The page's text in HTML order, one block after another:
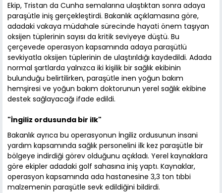
Ekip, Tristan da Cunha semalarına ulaştıktan sonra adaya
paraşütle iniş gerçekleştirdi. Bakanlık açıklamasına göre,
adadaki vakaya müdahale sürecinde hayati önem taşıyan
oksijen tüplerinin sayısı da kritik seviyeye düştü. Bu
çerçevede operasyon kapsamında adaya paraşütlü
sevkiyatla oksijen tüplerinin de ulaştırıldığı kaydedildi. Adada
normal şartlarda yalnızca iki kişilik bir sağlık ekibinin
bulunduğu belirtilirken, paraşütle inen yoğun bakım
hemşiresi ve yoğun bakım doktorunun yerel sağlık ekibine
destek sağlayacağı ifade edildi.
"İngiliz ordusunda bir ilk"
Bakanlık ayrıca bu operasyonun İngiliz ordusunun insani
yardım kapsamında sağlık personelini ilk kez paraşütle bir
bölgeye indirdiği görev olduğunu açıkladı. Yerel kaynaklara
göre ekipler adadaki golf sahasına iniş yaptı. Kaynaklar,
operasyon kapsamında ada hastanesine 3,3 ton tıbbi
malzemenin paraşütle sevk edildiğini bildirdi.